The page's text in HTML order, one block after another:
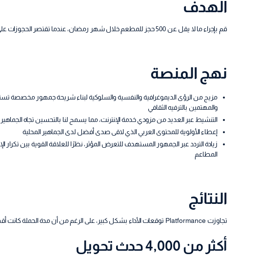
الهدف
قم بإجراء ما لا يقل عن 500 حجز للمطعم خلال شهر رمضان، عندما تقتصر الحجوزات على أوقات ما بعد غروب الشمس، مع زيادة الوعي.
نهج المنصة
مزيج من الرؤى الديموغرافية والنفسية والسلوكية لبناء شريحة جمهور مخصصة
والمهتمين بالترفيه الثقافي
التنشيط عبر العديد من مزودي خدمة الإنترنت، مما يسمح لنا بالتحسين تجاه
إعطاء الأولوية للمحتوى العربي الذي لاقى صدى أفضل لدى الجماهير المحلية
زيادة التردد عبر الجمهور المستهدف للتعرض المؤثر، نظرًا للعلاقة القوية بين
المطاعم
النتائج
تجاوزت Platformance توقعات الأداء بشكل كبير، على الرغم من أن مدة الحملة كانت أقصر من المقصود وهي 19 يومًا فقط.
أكثر من 4,000 حدث تحويل